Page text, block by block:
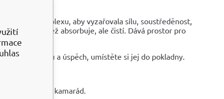
čakru solar plexu, aby vyzařovala sílu, soustředěnost,
spíše než absorbuje, ale čistí. Dává prostor pro
prosperitu a úspěch, umístěte si jej do pokladny.
ten nejlepší kamarád.